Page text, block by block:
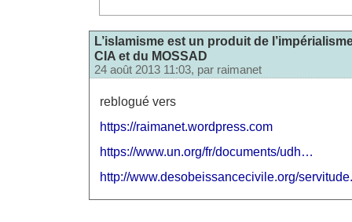
L’islamisme est un produit de
CIA et du MOSSAD
24 août 2013 11:03, par raimanet
reblogué vers
https://raimanet.wordpress.com
https://www.un.org/fr/documents/udh…
http://www.desobeissancecivile.org/